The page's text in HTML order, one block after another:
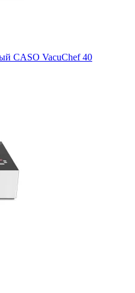
CASO VacuChef 40